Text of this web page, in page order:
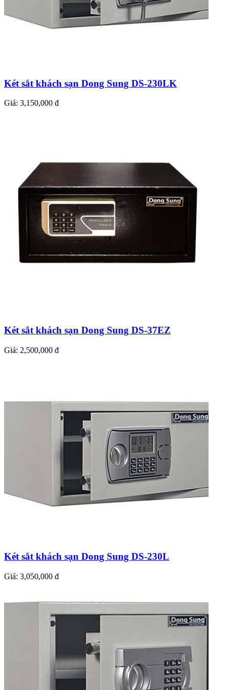
Két sắt khách sạn Dong Sung DS-230LK
Giá: 3,150,000 đ
Két sắt khách sạn Dong Sung DS-37EZ
Giá: 2,500,000 đ
Két sắt khách sạn Dong Sung DS-230L
Giá: 3,050,000 đ